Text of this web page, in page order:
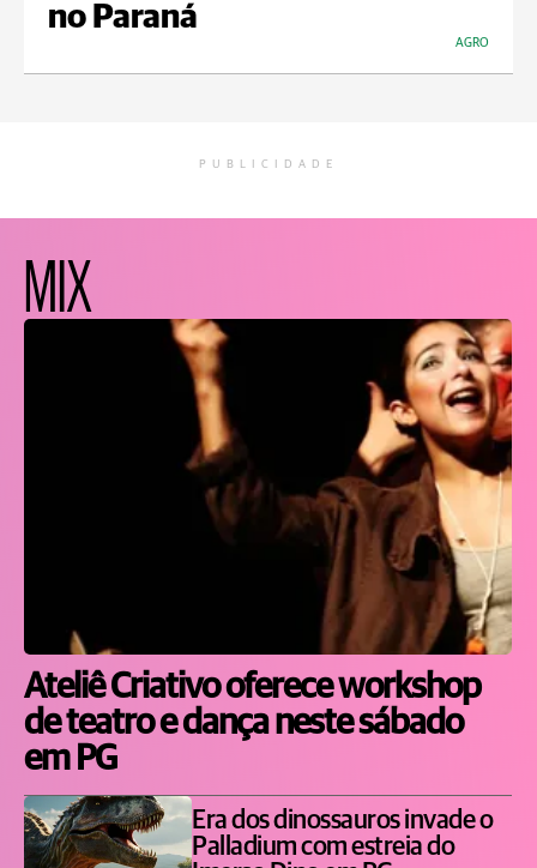
no Paraná
AGRO
PUBLICIDADE
MIX
Ateliê Criativo oferece workshop
de teatro e dança neste sábado
em PG
Era dos dinossauros invade o
Palladium com estreia do